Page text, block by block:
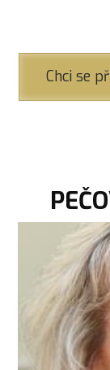
Chci se